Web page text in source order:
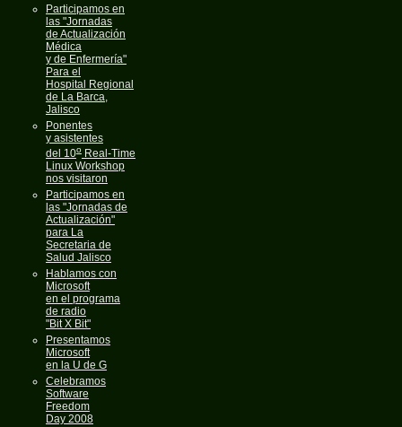
Participamos en
las "Jornadas
de Actualización
Médica
y de Enfermería"
Para el
Hospital Regional
de La Barca,
Jalisco
Ponentes
y asistentes
del 10oReal-Time
Linux Workshop
nos visitaron
Participamos en
las "Jornadas de
Actualización"
para La
Secretaria de
Salud Jalisco
Hablamos con
Microsoft
en el programa
de radio
"Bit X Bit"
Presentamos
Microsoft
en la U de G
Celebramos
Software
Freedom
Day 2008